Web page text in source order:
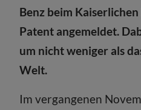
Benz beim
Patent angemeldet.
um nicht weniger als
Welt.
Im vergangenen